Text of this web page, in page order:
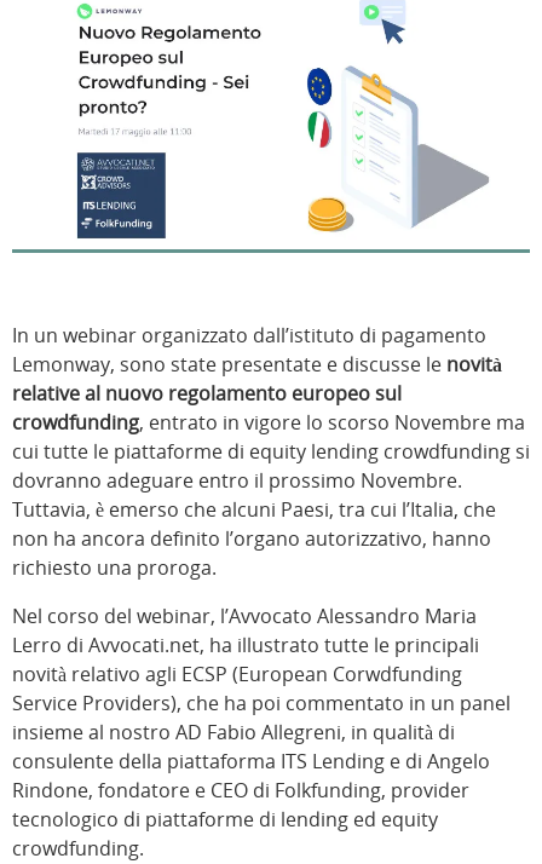
In un webinar organizzato dall’istituto di pagamento
Lemonway, sono state presentate e discusse le novità
relative al nuovo regolamento europeo sul
crowdfunding, entrato in vigore lo scorso Novembre ma
cui tutte le piattaforme di equity lending crowdfunding si
dovranno adeguare entro il prossimo Novembre.
Tuttavia, è emerso che alcuni Paesi, tra cui l’Italia, che
non ha ancora definito l’organo autorizzativo, hanno
richiesto una proroga.
Nel corso del webinar, l’Avvocato Alessandro Maria
Lerro di Avvocati.net, ha illustrato tutte le principali
novità relativo agli ECSP (European Corwdfunding
Service Providers), che ha poi commentato in un panel
insieme al nostro AD Fabio Allegreni, in qualità di
consulente della piattaforma ITS Lending e di Angelo
Rindone, fondatore e CEO di Folkfunding, provider
tecnologico di piattaforme di lending ed equity
crowdfunding.